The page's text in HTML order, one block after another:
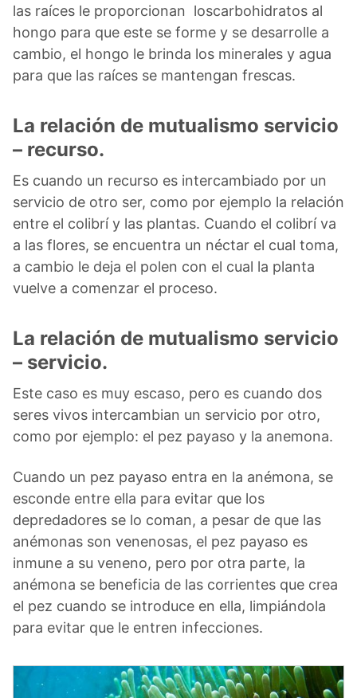
las raíces le proporcionan loscarbohidratos al
hongo para que este se forme y se desarrolle a
cambio, el hongo le brinda los minerales y agua
para que las raíces se mantengan frescas.
La relación de mutualismo servicio
– recurso.
Es cuando un recurso es intercambiado por un
servicio de otro ser, como por ejemplo la relación
entre el colibrí y las plantas. Cuando el colibrí va
a las flores, se encuentra un néctar el cual toma,
a cambio le deja el polen con el cual la planta
vuelve a comenzar el proceso.
La relación de mutualismo servicio
– servicio.
Este caso es muy escaso, pero es cuando dos
seres vivos intercambian un servicio por otro,
como por ejemplo: el pez payaso y la anemona.
Cuando un pez payaso entra en la anémona, se
esconde entre ella para evitar que los
depredadores se lo coman, a pesar de que las
anémonas son venenosas, el pez payaso es
inmune a su veneno, pero por otra parte, la
anémona se beneficia de las corrientes que crea
el pez cuando se introduce en ella, limpiándola
para evitar que le entren infecciones.